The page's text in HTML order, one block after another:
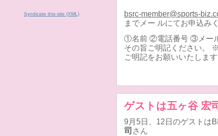
Syndicate this site (XML)
bsrc-member@sports-
までメー ルにてお申込み
①名前 ②電話番号 ③メー
その旨ご明記ください。
ご明記をお願いいたしま
ゲストは五ヶ谷 宏
9月5日、12日のゲストは
司 さん